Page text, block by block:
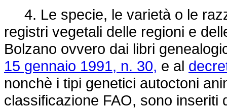
4. Le specie, le varietà o le
registri vegetali delle regioni e
Bolzano ovvero dai libri
15 gennaio 1991, n. 30, e al
nonchè i tipi genetici autoctoni
classificazione FAO, sono inseriti